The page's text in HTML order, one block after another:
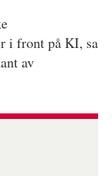
i front på KI, sa
av